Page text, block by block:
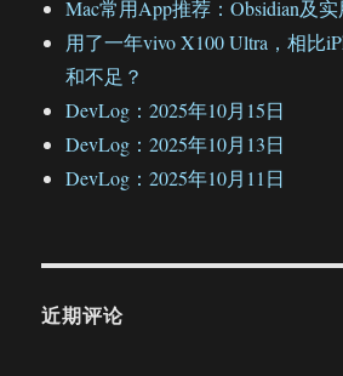
Mac常用App推荐：Obsidian及
用了一年vivo X100 Ultra，相比
和不足？
DevLog：2025年10月15日
DevLog：2025年10月13日
DevLog：2025年10月11日
近期评论